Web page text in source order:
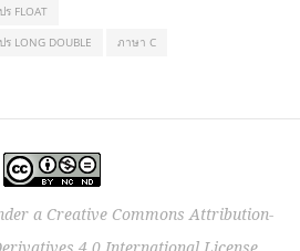
FLOAT
LONG DOUBLE
ภาษา C
a Creative Commons Attribution-